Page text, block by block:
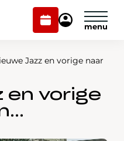
Plan
onderhoud
Mijn
Jazz en vorige naar
en vorige